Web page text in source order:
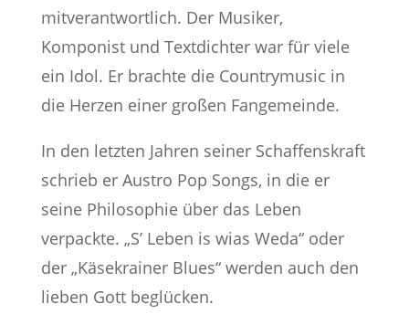
mitverantwortlich. Der Musiker,
Komponist und Textdichter war für viele
ein Idol. Er brachte die Countrymusic in
die Herzen einer großen Fangemeinde.
In den letzten Jahren seiner Schaffenskraft
schrieb er Austro Pop Songs, in die er
seine Philosophie über das Leben
verpackte. „S’ Leben is wias Weda“ oder
der „Käsekrainer Blues“ werden auch den
lieben Gott beglücken.